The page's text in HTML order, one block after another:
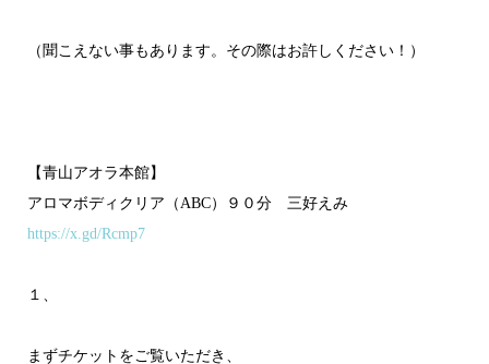
（聞こえない事もあります。その際はお許しください！）
【青山アオラ本館】
アロマボディクリア（ABC）９０分 三好えみ
https://x.gd/Rcmp7
１、
まずチケットをご覧いただき、